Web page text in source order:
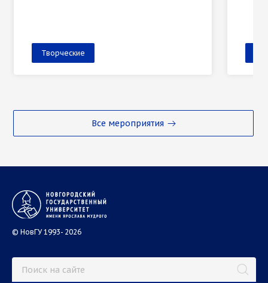
Все мероприятия
Творческие
© НовГУ 1993- 2026